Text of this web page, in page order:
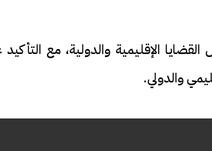
الإقليمية والدولية، مع
والدولي.
بيه.. أول ظهور لـ
فيديو
بالقطن